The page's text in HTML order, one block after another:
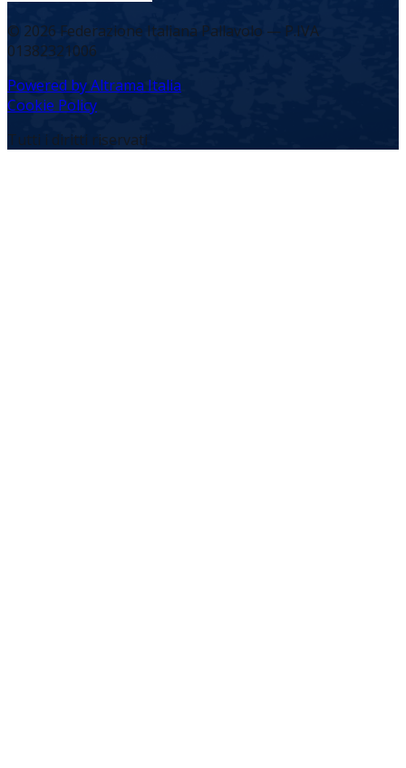
© 2026 Federazione Italiana Pallavolo — P.IVA
01382321006
Powered by Altrama Italia
Cookie Policy
Tutti i diritti riservati